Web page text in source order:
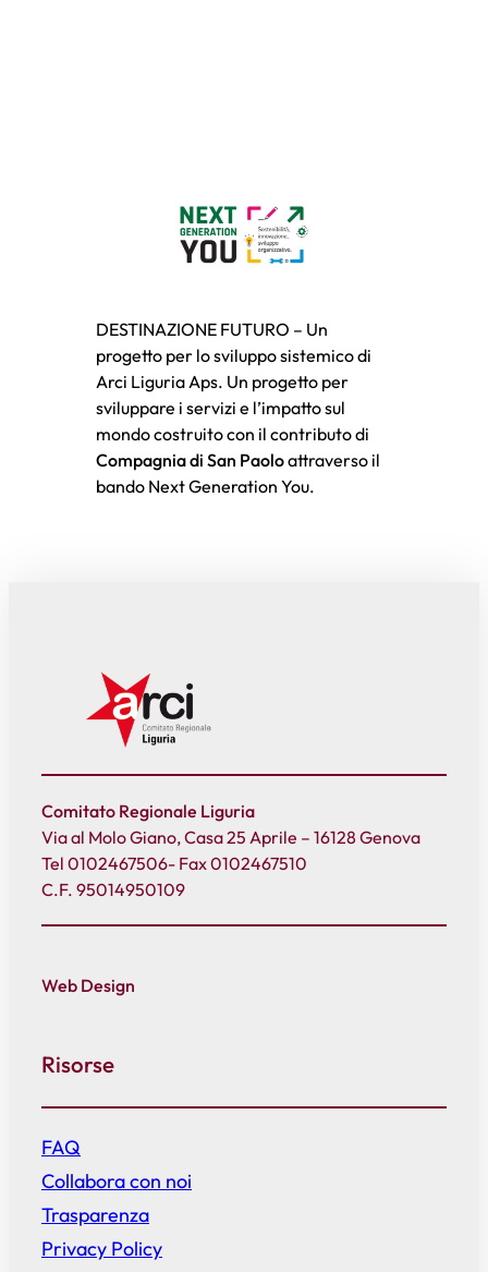
DESTINAZIONE FUTURO – Un
progetto per lo sviluppo sistemico di
Arci Liguria Aps. Un progetto per
sviluppare i servizi e l’impatto sul
mondo costruito con il contributo di
Compagnia di San Paoloattraverso il
bando Next Generation You.
Comitato Regionale Liguria
Via al Molo Giano, Casa 25 Aprile – 16128 Genova
Tel 0102467506- Fax 0102467510
C.F. 95014950109
Web Design
Risorse
FAQ
Collabora con noi
Trasparenza
Privacy Policy